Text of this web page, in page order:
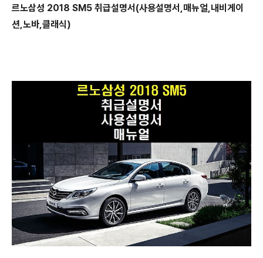
르노삼성 2018 SM5 취급설명서(사용설명서,매뉴얼,내비게이
션,노바,클래식)